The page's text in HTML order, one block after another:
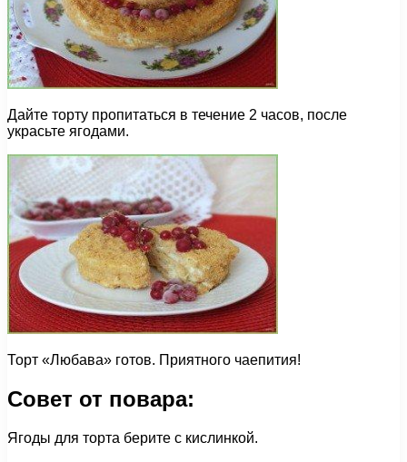
Дайте торту пропитаться в течение 2 часов, после
украсьте ягодами.
Торт «Любава» готов. Приятного чаепития!
Совет от повара:
Ягоды для торта берите с кислинкой.